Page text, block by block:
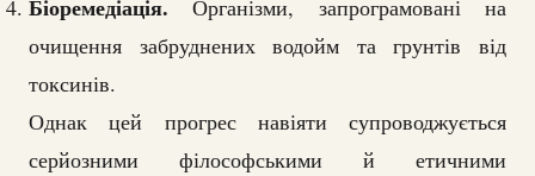
Біоремедіація. Організми, запрограмовані на
очищення забруднених водойм та грунтів від
токсинів.
Однак цей прогрес навіяти супроводжується
серйозними філософськими й етичними